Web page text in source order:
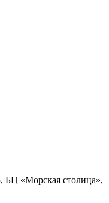
БЦ «Морская столица»,